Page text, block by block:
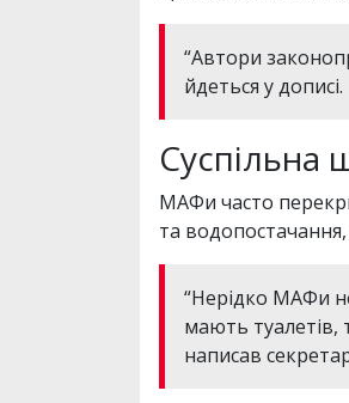
“Автори
йдеться у дописі.
Суспільна
МАФи часто
та
“Нерідко МАФи
мають туалетів,
написав